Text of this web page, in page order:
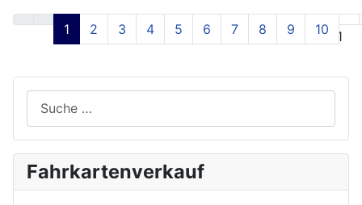
Seite 1 von 31
1 2 3 4 5 6 7 8 9 10
Fahrkartenverkauf